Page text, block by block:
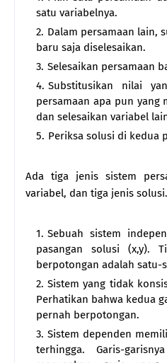
satu variabelnya.
Dalam persamaan lain,
baru saja diselesaikan.
Selesaikan persamaan
Substitusikan nilai
persamaan apa pun yang
dan selesaikan variabel
Periksa solusi di kedua
Ada tiga jenis sistem
variabel, dan tiga jenis solusi.
Sebuah sistem
pasangan solusi (x,y).
berpotongan adalah satu-
Sistem yang tidak
Perhatikan bahwa kedua
pernah berpotongan.
Sistem dependen
terhingga. Garis-